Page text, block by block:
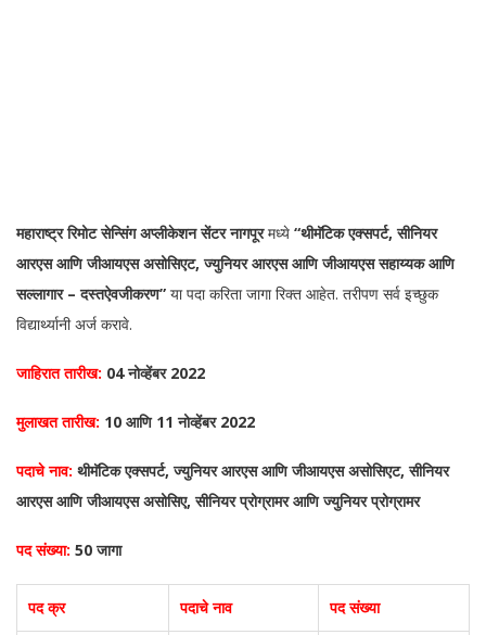
महाराष्ट्र रिमोट सेन्सिंग अप्लीकेशन सेंटर नागपूरमध्ये “थीमॅटिक एक्सपर्ट, सीनियर
आरएस आणि जीआयएस असोसिएट, ज्युनियर आरएस आणि जीआयएस सहाय्यक आणि
सल्लागार – दस्तऐवजीकरण” या पदा करिता जागा रिक्त आहेत. तरीपण सर्व इच्छुक
विद्यार्थ्यानी अर्ज करावे.
जाहिरात तारीख: 04 नोव्हेंबर 2022
मुलाखत तारीख: 10 आणि 11नोव्हेंबर2022
पदाचे नाव: थीमॅटिक एक्सपर्ट, ज्युनियर आरएस आणि जीआयएस असोसिएट, सीनियर
आरएस आणि जीआयएस असोसिए, सीनियर प्रोग्रामर आणि ज्युनियर प्रोग्रामर
पद संख्या: 50 जागा
पद क्र पदाचे नाव पद संख्या